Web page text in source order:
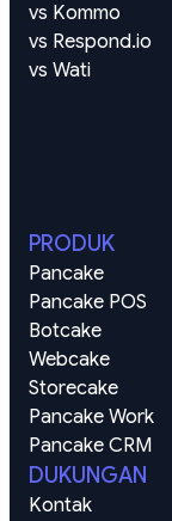
vs Kommo
vs Respond.io
vs Wati
PRODUK
Pancake
Pancake POS
Botcake
Webcake
Storecake
Pancake Work
Pancake CRM
DUKUNGAN
Kontak